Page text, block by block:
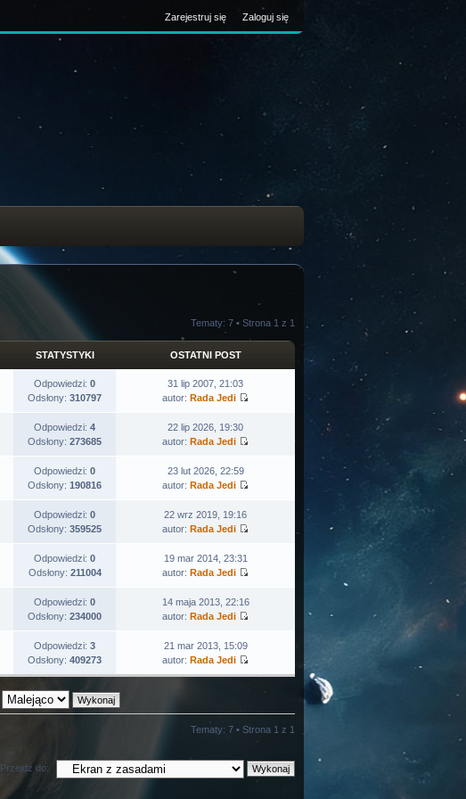
Zarejestruj się Zaloguj się
Tematy: 7 • Strona 1 z 1
STATYSTYKI OSTATNI POST
Odpowiedzi: 0
Odsłony: 310797
31 lip 2007, 21:03
autor: Rada Jedi
Odpowiedzi: 4
Odsłony: 273685
22 lip 2026, 19:30
autor: Rada Jedi
Odpowiedzi: 0
Odsłony: 190816
23 lut 2026, 22:59
autor: Rada Jedi
Odpowiedzi: 0
Odsłony: 359525
22 wrz 2019, 19:16
autor: Rada Jedi
Odpowiedzi: 0
Odsłony: 211004
19 mar 2014, 23:31
autor: Rada Jedi
Odpowiedzi: 0
Odsłony: 234000
14 maja 2013, 22:16
autor: Rada Jedi
Odpowiedzi: 3
Odsłony: 409273
21 mar 2013, 15:09
autor: Rada Jedi
Tematy: 7 • Strona 1 z 1
Przejdź do: